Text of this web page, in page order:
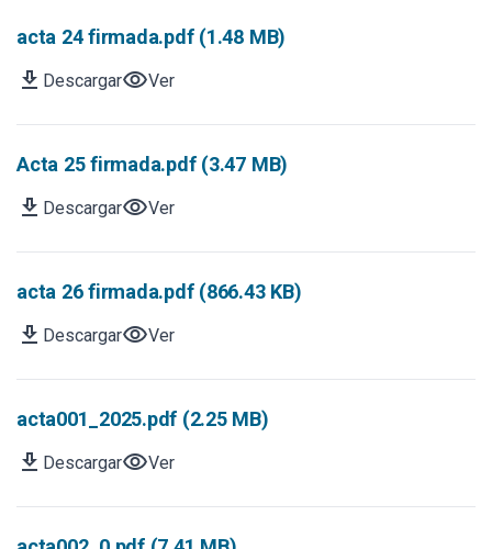
acta 24 firmada.pdf (1.48 MB)
download DescargarvisibilityVer
Acta 25 firmada.pdf (3.47 MB)
download DescargarvisibilityVer
acta 26 firmada.pdf (866.43 KB)
download DescargarvisibilityVer
acta001_2025.pdf (2.25 MB)
download DescargarvisibilityVer